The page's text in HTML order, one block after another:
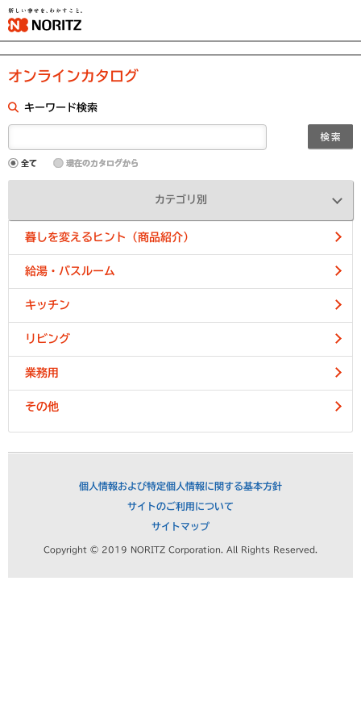
オンラインカタログ
キーワード検索
カテゴリ別
暮しを変えるヒント（商品紹介）
給湯・バスルーム
キッチン
リビング
業務用
その他
個人情報および特定個人情報に関する基本方針
サイトのご利用について
サイトマップ
Copyright © 2019 NORITZ Corporation. All Rights Reserved.